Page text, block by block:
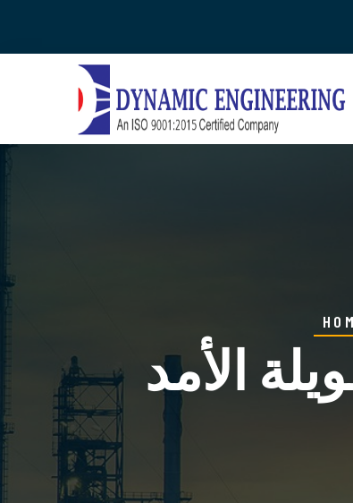
الأمد -